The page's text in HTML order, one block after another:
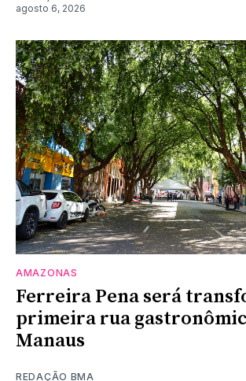
agosto 6, 2026
AMAZONAS
Ferreira Pena será
primeira rua
Manaus
REDAÇÃO BMA